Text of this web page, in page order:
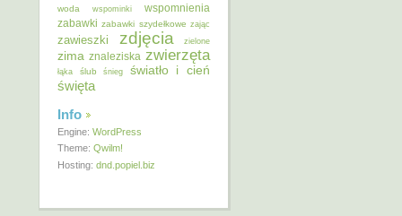
woda wspominki
wspomnienia
zabawki zabawki szydełkowe zając
zawieszki zdjęcia zielone
zima znaleziska zwierzęta
łąka ślub śnieg światło i cień
święta
Info
Engine: WordPress
Theme: Qwilm!
Hosting: dnd.popiel.biz